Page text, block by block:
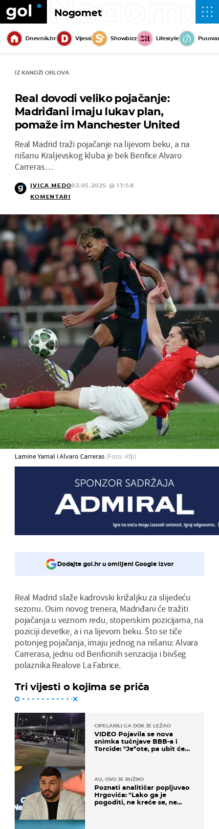
Nogomet
Dnevnik.hr Vijesti Showbizz Lifestyle
IZ KANDŽI ORLOVA
Real dovodi veliko pojačanje:
Madriđani imaju lukav plan,
pomaže im Manchester United
Real Madrid traži pojačanje na lijevom beku, a na
nišanu Kraljevskog kluba je bek Benfice Alvaro
Carreras…
IVICA MEDO02.05.2025 @ 17:58
KOMENTARI
Lamine Yamal i Alvaro Carreras (Foto: Afp)
Dodajte gol.hr u omiljeni Google izvor
Real Madrid slaže kadrovski križaljku za slijedeću
sezonu. Osim novog trenera, Madriđani će tražiti
pojačanja u veznom redu, stoperskim pozicijama, na
poziciji devetke, a i na lijevom beku. Što se tiče
potonjeg pojačanja, imaju jednog na nišanu: Alvara
Carrerasa, jednu od Benficinih senzacija i bivšeg
polaznika Realove La Fabrice.
Tri vijesti o kojima se priča
CIPELARILI GA DOK JE LEŽAO
VIDEO Pojavila se nova
snimka tučnjave BBB-a i
Torcide: "Je*ote, pa ubit će
AU, OVO JE RUŽNO
Poznati analitičar popljuvao
Hrgovića: "Lako ga je
pogoditi, ne kreće se, ne